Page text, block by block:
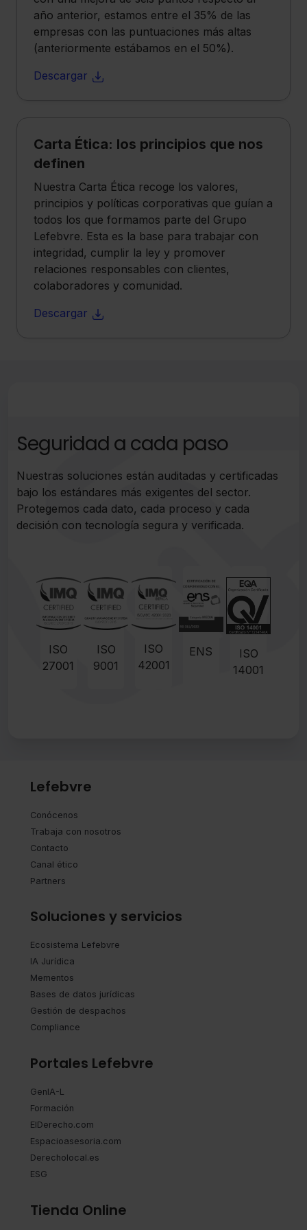
Saber más acerca de las cookies
año anterior, estamos entre el 35% de las
empresas con las puntuaciones más altas
(anteriormente estábamos en el 50%).
Descargar
Carta Ética: los principios que nos
definen
Nuestra Carta Ética recoge los valores,
principios y políticas corporativas que guían a
todos los que formamos parte del Grupo
Lefebvre. Esta es la base para trabajar con
integridad, cumplir la ley y promover
relaciones responsables con clientes,
colaboradores y comunidad.
Descargar
Seguridad a cada paso
Nuestras soluciones están auditadas y certificadas
bajo los estándares más exigentes del sector.
Protegemos cada dato, cada proceso y cada
decisión con tecnología segura y verificada.
ISO
27001
ISO
9001
ISO
42001
ENS
ISO
14001
Lefebvre
Conócenos
Trabaja con nosotros
Contacto
Canal ético
Partners
Soluciones y servicios
Ecosistema Lefebvre
IA Jurídica
Mementos
Bases de datos jurídicas
Gestión de despachos
Compliance
Portales Lefebvre
GenIA-L
Formación
ElDerecho.com
Espacioasesoria.com
Derecholocal.es
ESG
Tienda Online